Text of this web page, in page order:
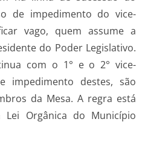
de impedimento do vice-
vago, quem assume a
do Poder Legislativo.
com o 1° e o 2° vice-
impedimento destes, são
da Mesa. A regra está
Orgânica do Município